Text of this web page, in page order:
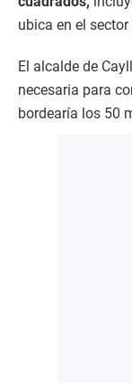
ubica en el
El alcalde de
necesaria para
bordearía los 50